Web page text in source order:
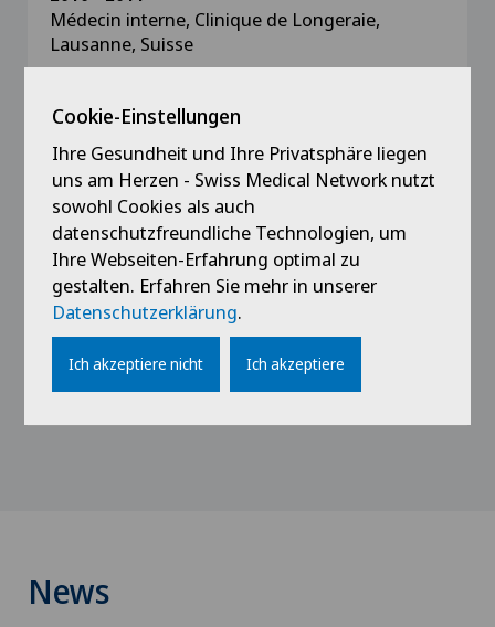
Médecin interne, Clinique de Longeraie,
Lausanne, Suisse
2009 - 2010
Médecin interne, Hôpital du Chablais, Monthey,
Suisse
Media
Presse
Septembre 2022, Salle d'attente :"Qu'est-ce
News
Cookie-Einstellungen
Ihre Gesundheit und Ihre Privatsphäre liegen
uns am Herzen - Swiss Medical Network nutzt
sowohl Cookies als auch
datenschutzfreundliche Technologien, um
Ihre Webseiten-Erfahrung optimal zu
gestalten. Erfahren Sie mehr in unserer
Datenschutzerklärung.
Ich akzeptiere nicht Ich akzeptiere